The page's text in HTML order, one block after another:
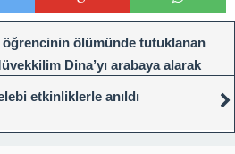
öğrencinin ölümünde tutuklanan
Dina’yı arabaya alarak
götürmeye çalışmış
etkinliklerle anıldı